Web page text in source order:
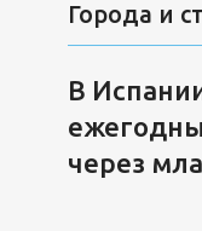
Города и
В
через